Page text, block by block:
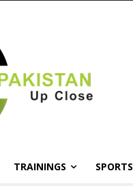
TRAININGS SPORTS